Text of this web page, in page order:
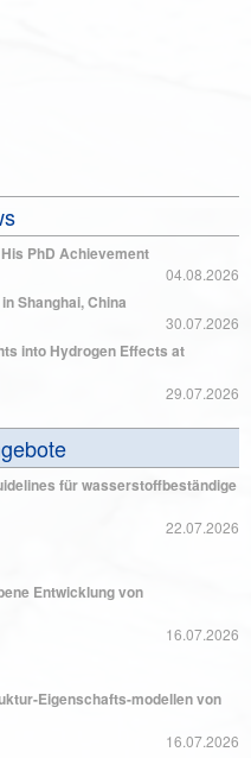
PhD Achievement
04.08.2026
Shanghai, China
30.07.2026
into Hydrogen Effects at
29.07.2026
für wasserstoffbeständige
22.07.2026
Entwicklung von
16.07.2026
Eigenschafts-modellen von
16.07.2026